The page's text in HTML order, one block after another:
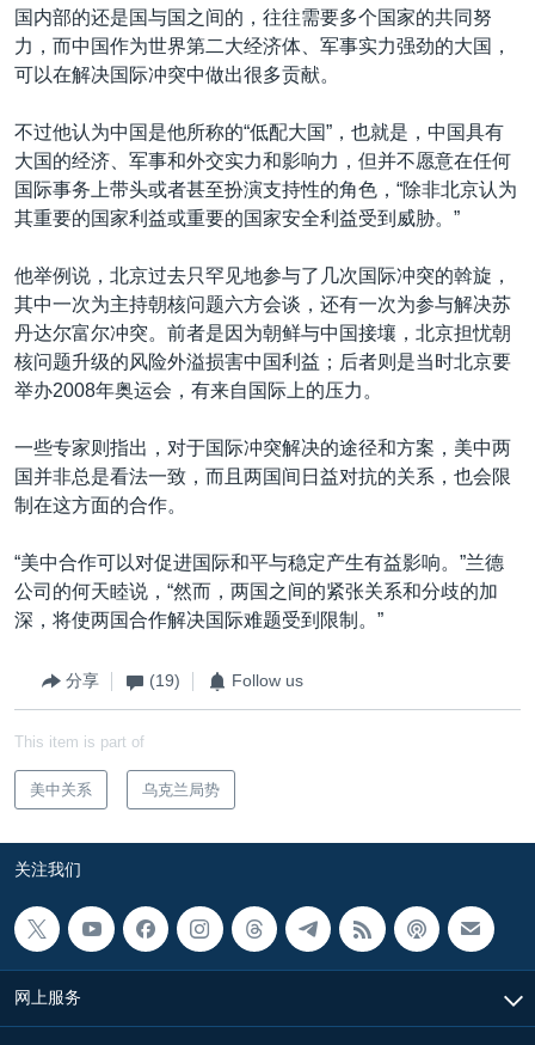
国内部的还是国与国之间的，往往需要多个国家的共同努
力，而中国作为世界第二大经济体、军事实力强劲的大国，
可以在解决国际冲突中做出很多贡献。
不过他认为中国是他所称的“低配大国”，也就是，中国具有
大国的经济、军事和外交实力和影响力，但并不愿意在任何
国际事务上带头或者甚至扮演支持性的角色，“除非北京认为
其重要的国家利益或重要的国家安全利益受到威胁。”
他举例说，北京过去只罕见地参与了几次国际冲突的斡旋，
其中一次为主持朝核问题六方会谈，还有一次为参与解决苏
丹达尔富尔冲突。前者是因为朝鲜与中国接壤，北京担忧朝
核问题升级的风险外溢损害中国利益；后者则是当时北京要
举办2008年奥运会，有来自国际上的压力。
一些专家则指出，对于国际冲突解决的途径和方案，美中两
国并非总是看法一致，而且两国间日益对抗的关系，也会限
制在这方面的合作。
“美中合作可以对促进国际和平与稳定产生有益影响。”兰德
公司的何天睦说，“然而，两国之间的紧张关系和分歧的加
深，将使两国合作解决国际难题受到限制。”
分享 (19) Follow us
This item is part of
美中关系 乌克兰局势
关注我们
网上服务